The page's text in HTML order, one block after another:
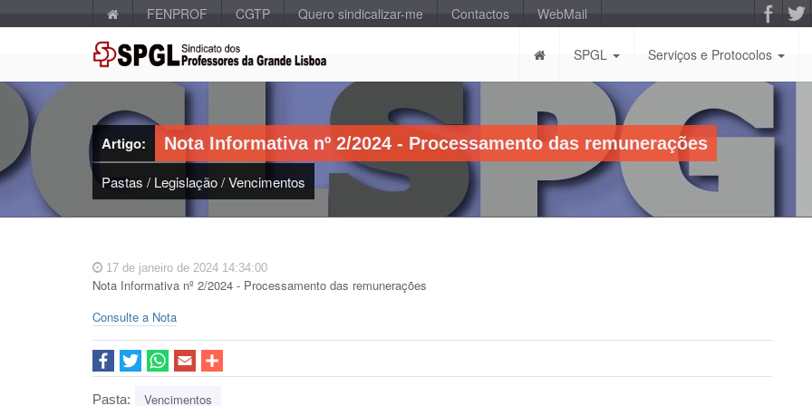
FENPROF CGTP Quero sindicalizar-me Contactos WebMail
SPGL Serviços e Protocolos
Artigo: Nota Informativa nº 2/2024 - Processamento das remunerações
Pastas / Legislação/Vencimentos
17 de janeiro de 2024 14:34:00
Nota Informativa nº 2/2024 - Processamento das remunerações
Consulte a Nota
Pasta: Vencimentos